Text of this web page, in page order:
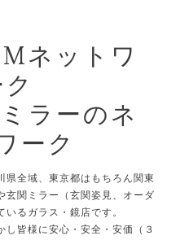
ネットワ
ラーのネ
ーク
県全域、東京都はもちろん関東
玄関ミラー（玄関姿見、オーダ
るガラス・鏡店です。
皆様に安心・安全・安価（３